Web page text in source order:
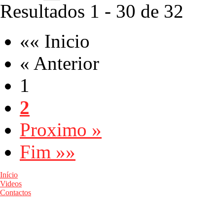
Resultados 1 - 30 de 32
«« Inicio
« Anterior
1
2
Proximo »
Fim »»
Início
Videos
Contactos